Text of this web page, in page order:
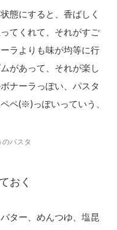
態にすると、香ばしく
てくれて、それがすご
ラよりも味が均等に行
があって、それが楽し
ナーラっぽい、パスタ
ペ(※)っぽいっていう、
パスタ
おく
ター、めんつゆ、塩昆